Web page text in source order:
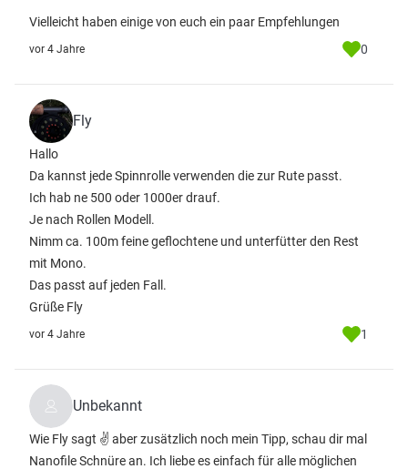
Vielleicht haben einige von euch ein paar Empfehlungen
vor 4 Jahre 0
Fly
Hallo
Da kannst jede Spinnrolle verwenden die zur Rute passt.
Ich hab ne 500 oder 1000er drauf.
Je nach Rollen Modell.
Nimm ca. 100m feine geflochtene und unterfütter den Rest
mit Mono.
Das passt auf jeden Fall.
Grüße Fly
vor 4 Jahre 1
Unbekannt
Wie Fly sagt ✌️ aber zusätzlich noch mein Tipp, schau dir mal
Nanofile Schnüre an. Ich liebe es einfach für alle möglichen